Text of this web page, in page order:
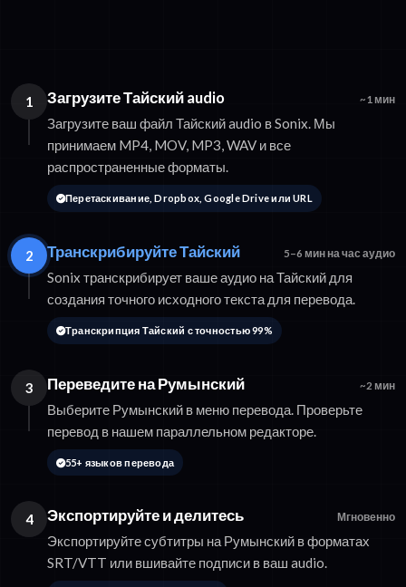
1 Загрузите Тайский audio ~1 мин
Загрузите ваш файл Тайский audio в Sonix. Мы
принимаем MP4, MOV, MP3, WAV и все
распространенные форматы.
Перетаскивание, Dropbox, Google Drive или URL
2 Транскрибируйте Тайский 5–6 мин на час аудио
Sonix транскрибирует ваше аудио на Тайский для
создания точного исходного текста для перевода.
Транскрипция Тайский с точностью 99%
3 Переведите на Румынский ~2 мин
Выберите Румынский в меню перевода. Проверьте
перевод в нашем параллельном редакторе.
55+ языков перевода
4 Экспортируйте и делитесь Мгновенно
Экспортируйте субтитры на Румынский в форматах
SRT/VTT или вшивайте подписи в ваш audio.